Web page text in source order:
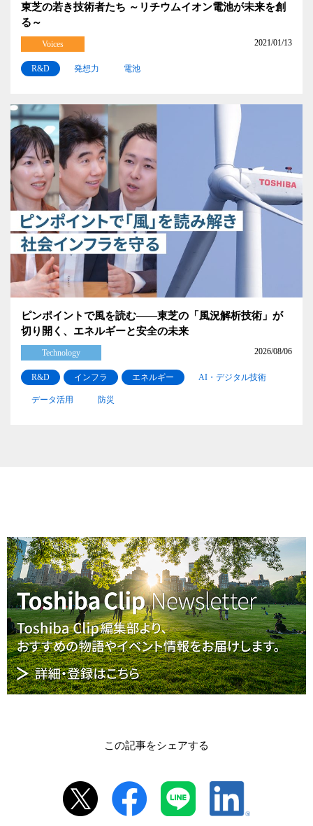
東芝の若き技術者たち ～リチウムイオン電池が未来を創
る～
2021/01/13
Voices
R&D 発想力 電池
ピンポイントで風を読む――東芝の「風況解析技術」が
切り開く、エネルギーと安全の未来
2026/08/06
Technology
R&D インフラ エネルギー AI・デジタル技術
データ活用 防災
この記事をシェアする